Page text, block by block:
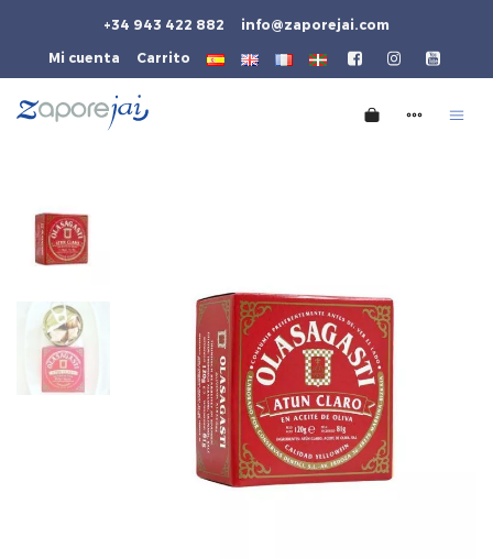
+34 943 422 882 info@zaporejai.com
Mi cuenta Carrito